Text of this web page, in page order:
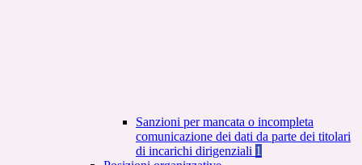
Sanzioni per mancata o incompleta
comunicazione dei dati da parte dei titolari
di incarichi dirigenziali 1